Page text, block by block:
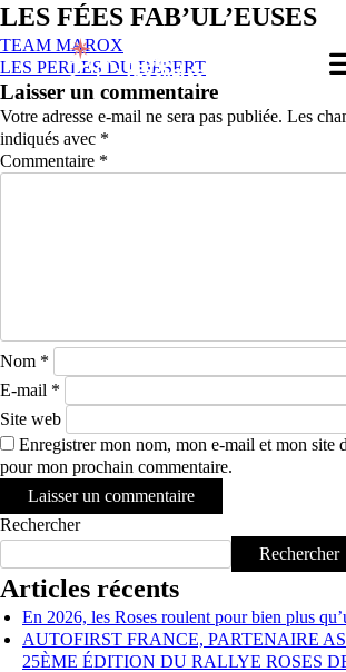
LES FÉES FAB’UL’EUSES
TEAM MAROX
LES PERLES DU DÉSERT
Laisser un commentaire
Votre adresse e-mail ne sera pas publiée. Les
indiqués avec *
Commentaire *
Nom *
E-mail *
Site web
Enregistrer mon nom, mon e-mail et mon site
pour mon prochain commentaire.
Rechercher
Rechercher
Articles récents
En 2026, les Roses roulent pour bien plus
AUTOFIRST FRANCE, PARTENAIRE
25ÈME ÉDITION DU RALLYE ROSES